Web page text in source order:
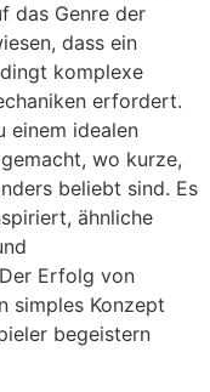
das Genre der
dass ein
komplexe
erfordert.
einem idealen
wo kurze,
beliebt sind. Es
ähnliche
Erfolg von
simples Konzept
begeistern